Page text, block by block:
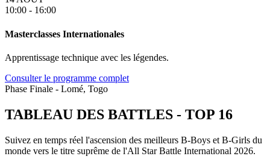
10:00 - 16:00
Masterclasses Internationales
Apprentissage technique avec les légendes.
Consulter le programme complet
Phase Finale - Lomé, Togo
TABLEAU DES BATTLES - TOP 16
Suivez en temps réel l'ascension des meilleurs B-Boys et B-Girls du
monde vers le titre suprême de l'All Star Battle International 2026.